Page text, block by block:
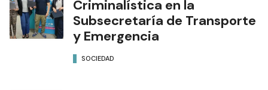
Criminalística en la
Subsecretaría de Transporte
y Emergencia
SOCIEDAD